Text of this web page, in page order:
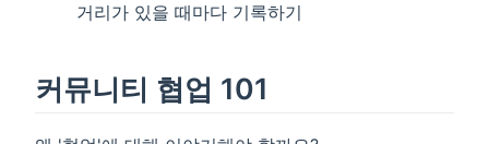
거리가 있을 때마다 기록하기
커뮤니티 협업 101